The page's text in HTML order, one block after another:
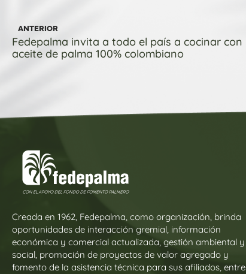
ANTERIOR
Fedepalma invita a todo el país a cocinar con
aceite de palma 100% colombiano
Creada en 1962, Fedepalma, como organización, brinda
oportunidades de interacción gremial, información
económica y comercial actualizada, gestión ambiental y
social, promoción de proyectos de valor agregado y
fomento de la asistencia técnica para sus afiliados, entre